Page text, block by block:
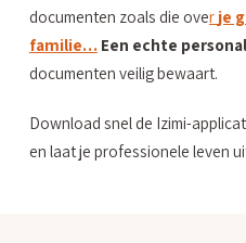
documenten zoals die over je
familie…Een echte
documenten veilig bewaart.
Download snel de Izimi-
en laat je professionele leven